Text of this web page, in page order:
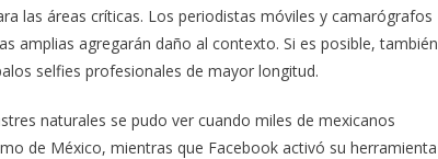
las áreas críticas. Los periodistas móviles y camarógrafos
amplias agregarán daño al contexto. Si es posible, también
selfies profesionales de mayor longitud.
naturales se pudo ver cuando miles de mexicanos
de México, mientras que Facebook activó su herramienta